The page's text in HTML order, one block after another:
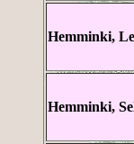
Hemminki,
Hemminki,